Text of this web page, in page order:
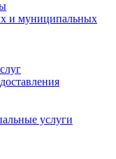
и муниципальных
услуги